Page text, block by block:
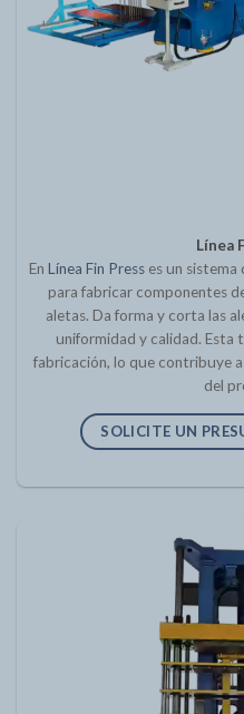
Línea
En Línea Fin Presses un sistema
para fabricar componentes
aletas. Da forma y corta las
uniformidad y calidad. Esta
fabricación, lo que contribuye
del
SOLICITE UN